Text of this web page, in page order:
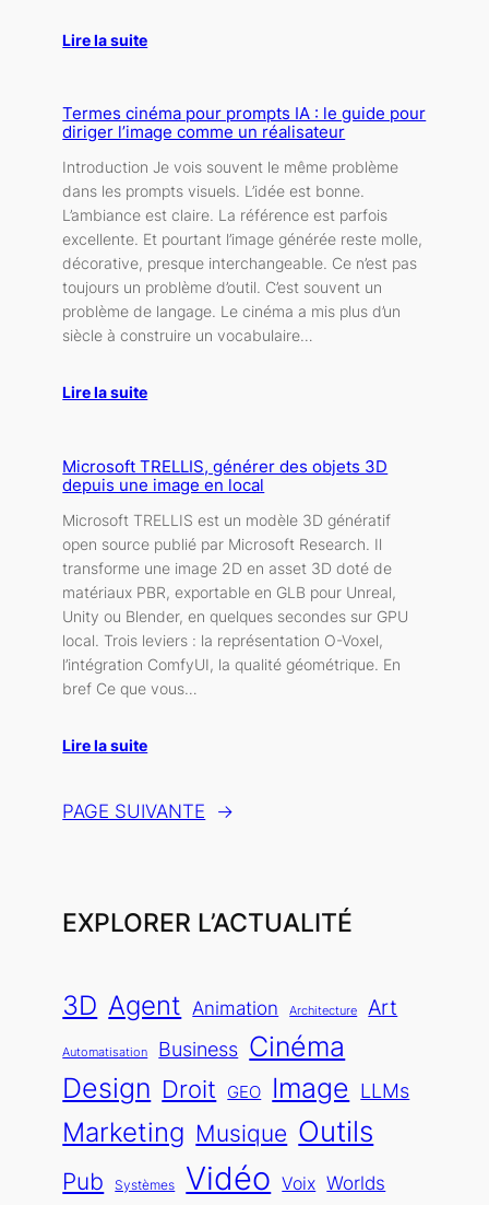
Lire la suite
Termes cinéma pour prompts IA : le guide pour
diriger l’image comme un réalisateur
Introduction Je vois souvent le même problème
dans les prompts visuels. L’idée est bonne.
L’ambiance est claire. La référence est parfois
excellente. Et pourtant l’image générée reste molle,
décorative, presque interchangeable. Ce n’est pas
toujours un problème d’outil. C’est souvent un
problème de langage. Le cinéma a mis plus d’un
siècle à construire un vocabulaire…
Lire la suite
Microsoft TRELLIS, générer des objets 3D
depuis une image en local
Microsoft TRELLIS est un modèle 3D génératif
open source publié par Microsoft Research. Il
transforme une image 2D en asset 3D doté de
matériaux PBR, exportable en GLB pour Unreal,
Unity ou Blender, en quelques secondes sur GPU
local. Trois leviers : la représentation O-Voxel,
l’intégration ComfyUI, la qualité géométrique. En
bref Ce que vous…
Lire la suite
PAGE SUIVANTE →
EXPLORER L’ACTUALITÉ
3D Agent Animation Architecture Art
Automatisation Business Cinéma
Design Droit GEO Image LLMs
Marketing Musique Outils
Pub Systèmes Vidéo Voix Worlds